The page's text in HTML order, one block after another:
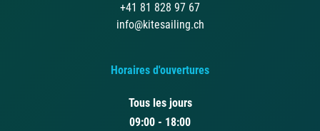
+41 81 828 97 67
info@kitesailing.ch
Horaires d'ouvertures
Tous les jours
09:00 - 18:00